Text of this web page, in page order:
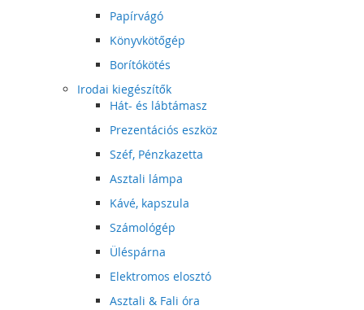
Papírvágó
Könyvkötőgép
Borítókötés
Irodai kiegészítők
Hát- és lábtámasz
Prezentációs eszköz
Széf, Pénzkazetta
Asztali lámpa
Kávé, kapszula
Számológép
Üléspárna
Elektromos elosztó
Asztali & Fali óra